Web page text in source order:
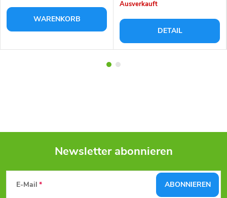
WARENKORB
Ausverkauft
DETAIL
F
Newsletter abonnieren
E-Mail ABONNIEREN